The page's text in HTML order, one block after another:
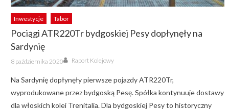
Inwestycje Tabor
Pociągi ATR220Tr bydgoskiej Pesy dopłynęły na
Sardynię
Posted
on
8 października 2020 Author
Raport Kolejowy
Na Sardynię dopłynęły pierwsze pojazdy ATR220Tr,
wyprodukowane przez bydgoską Pesę. Spółka kontynuuje dostawy
dla włoskich kolei Trenitalia. Dla bydgoskiej Pesy to historyczny